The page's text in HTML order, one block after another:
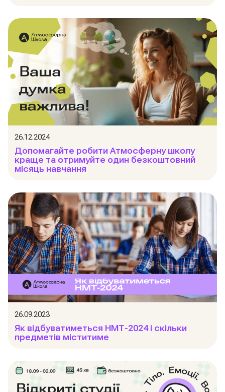
26.12.2024
Допомагайте робити Атмосферну школу
краще та отримуйте один безкоштовний
місяць навчання
26.09.2023
Як відбуватиметься НМТ-2024 і скільки
предметів міститиме